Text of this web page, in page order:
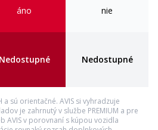
Strešné nosiče (čierne)
áno nie
Nedostupné Nedostupné
sú orientačné. AVIS si vyhradzuje
je zahrnutý v službe PREMIUM a pre
AVIS v porovnaní s kúpou vozidla